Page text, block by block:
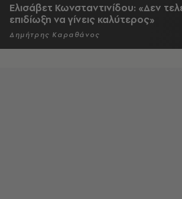
Ελισάβετ Κωνσταντινίδου: «Δεν
επιδίωξη να γίνεις καλύτερος»
Δημήτρης Καραθάνος